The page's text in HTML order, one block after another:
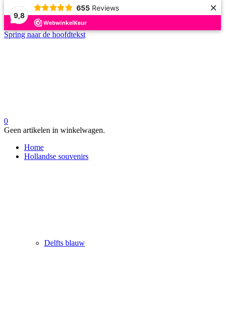
9,8
655 Reviews ×
Spring naar de hoofdtekst
0
Geen artikelen in winkelwagen.
Home
Hollandse souvenirs
Delfts blauw